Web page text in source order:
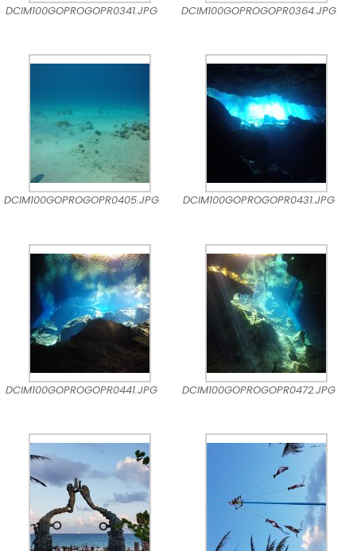
DCIM100GOPROGOPR0341.JPG DCIM100GOPROGOPR0364.JPG
DCIM100GOPROGOPR0405.JPG DCIM100GOPROGOPR0431.JPG
DCIM100GOPROGOPR0441.JPG DCIM100GOPROGOPR0472.JPG